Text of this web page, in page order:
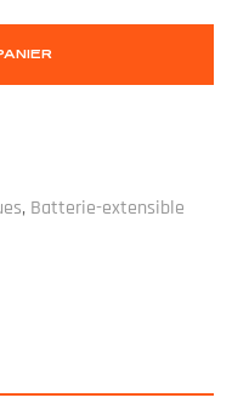
, Batterie-extensible